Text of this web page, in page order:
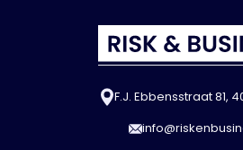
F.J. Ebbensstraat 81,